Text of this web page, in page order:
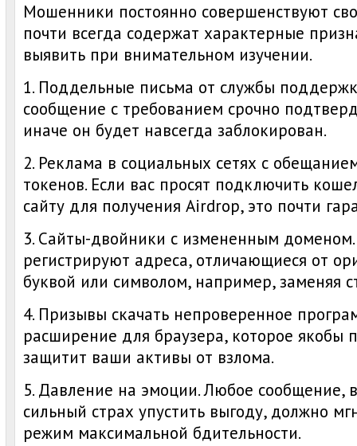
Мошенники постоянно совершенствуют
почти всегда содержат характерные
выявить при внимательном изучении.
1. Поддельные письма от службы
сообщение с требованием срочно
иначе он будет навсегда заблокирован.
2. Реклама в социальных сетях с
токенов. Если вас просят подключить
сайту для получения Airdrop, это почти
3. Сайты-двойники с измененным
регистрируют адреса, отличающиеся от
буквой или символом, например, заменяя
4. Призывы скачать непроверенное
расширение для браузера, которое якобы
защитит ваши активы от взлома.
5. Давление на эмоции. Любое
сильный страх упустить выгоду, должно
режим максимальной бдительности.